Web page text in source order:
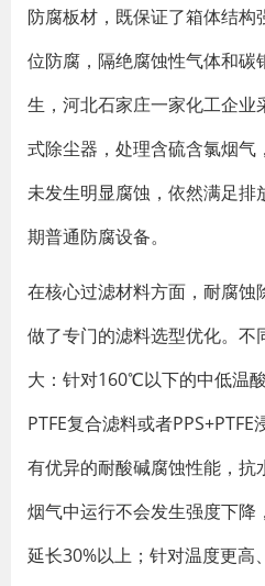
防腐板材，既保证了箱体结
位防腐，隔绝腐蚀性气体和碳
生，河北石家庄一家化工企业
式除尘器，处理含硫含氯烟
未发生明显腐蚀，依然满足排
期普通防腐设备。
在核心过滤材料方面，耐腐蚀
做了专门的滤料选型优化。不
大：针对160℃以下的中低温
PTFE复合滤料或者
有优异的耐酸碱腐蚀性能，抗
烟气中运行不会发生强度下降
延长30%以上；针对温度更高